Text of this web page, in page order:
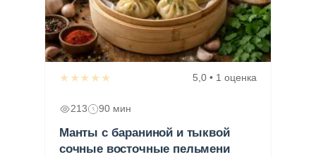
★★★★★ 5,0 • 1 оценка
213 90 мин
Манты с бараниной и тыквой
сочные восточные пельмени